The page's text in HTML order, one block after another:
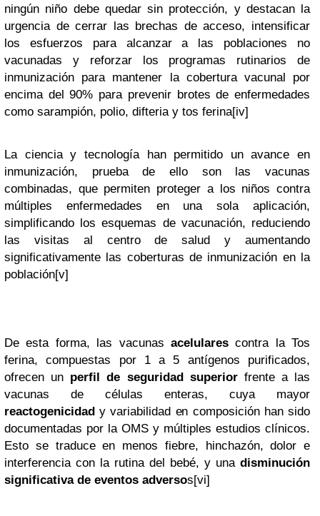
ningún niño debe quedar sin protección, y destacan la
urgencia de cerrar las brechas de acceso, intensificar
los esfuerzos para alcanzar a las poblaciones no
vacunadas y reforzar los programas rutinarios de
inmunización para mantener la cobertura vacunal por
encima del 90% para prevenir brotes de enfermedades
como sarampión, polio, difteria y tos ferina[iv]
La ciencia y tecnología han permitido un avance en
inmunización, prueba de ello son las vacunas
combinadas, que permiten proteger a los niños contra
múltiples enfermedades en una sola aplicación,
simplificando los esquemas de vacunación, reduciendo
las visitas al centro de salud y aumentando
significativamente las coberturas de inmunización en la
población[v]
De esta forma, las vacunas acelularescontra la Tos
ferina, compuestas por 1 a 5 antígenos purificados,
ofrecen un perfil de seguridad superiorfrente a las
vacunas de células enteras, cuya mayor
reactogenicidad y variabilidad en composición han sido
documentadas por la OMS y múltiples estudios clínicos.
Esto se traduce en menos fiebre, hinchazón, dolor e
interferencia con la rutina del bebé, y una disminución
significativa de eventos adversos[vi]